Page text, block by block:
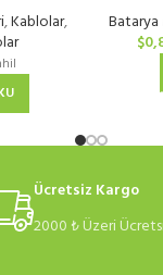
,Kablolar,
$
Ücretsiz Kargo
2000 ₺ Üzeri